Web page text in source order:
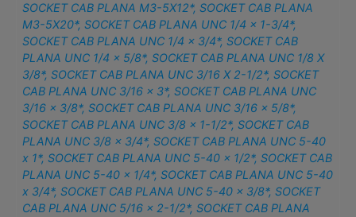
SOCKET CAB PLANA M3-5X12*,SOCKET CAB PLANA
M3-5X20*,SOCKET CAB PLANA UNC 1/4 x 1-3/4*,
SOCKET CAB PLANA UNC 1/4 x 3/4*,SOCKET CAB
PLANA UNC 1/4 x 5/8*,SOCKET CAB PLANA UNC 1/8 X
3/8*,SOCKET CAB PLANA UNC 3/16 X 2-1/2*,SOCKET
CAB PLANA UNC 3/16 x 3*,SOCKET CAB PLANA UNC
3/16 x 3/8*,SOCKET CAB PLANA UNC 3/16 x 5/8*,
SOCKET CAB PLANA UNC 3/8 x 1-1/2*,SOCKET CAB
PLANA UNC 3/8 x 3/4*,SOCKET CAB PLANA UNC 5-40
x 1*,SOCKET CAB PLANA UNC 5-40 x 1/2*,SOCKET CAB
PLANA UNC 5-40 x 1/4*,SOCKET CAB PLANA UNC 5-40
x 3/4*,SOCKET CAB PLANA UNC 5-40 x 3/8*,SOCKET
CAB PLANA UNC 5/16 x 2-1/2*,SOCKET CAB PLANA